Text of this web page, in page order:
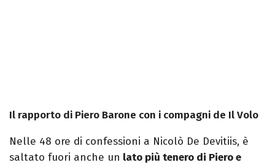
Il rapporto di Piero Barone con i compagni de Il Volo
Nelle 48 ore di confessioni a Nicolò De Devitiis, è
saltato fuori anche un lato più tenero di Piero e